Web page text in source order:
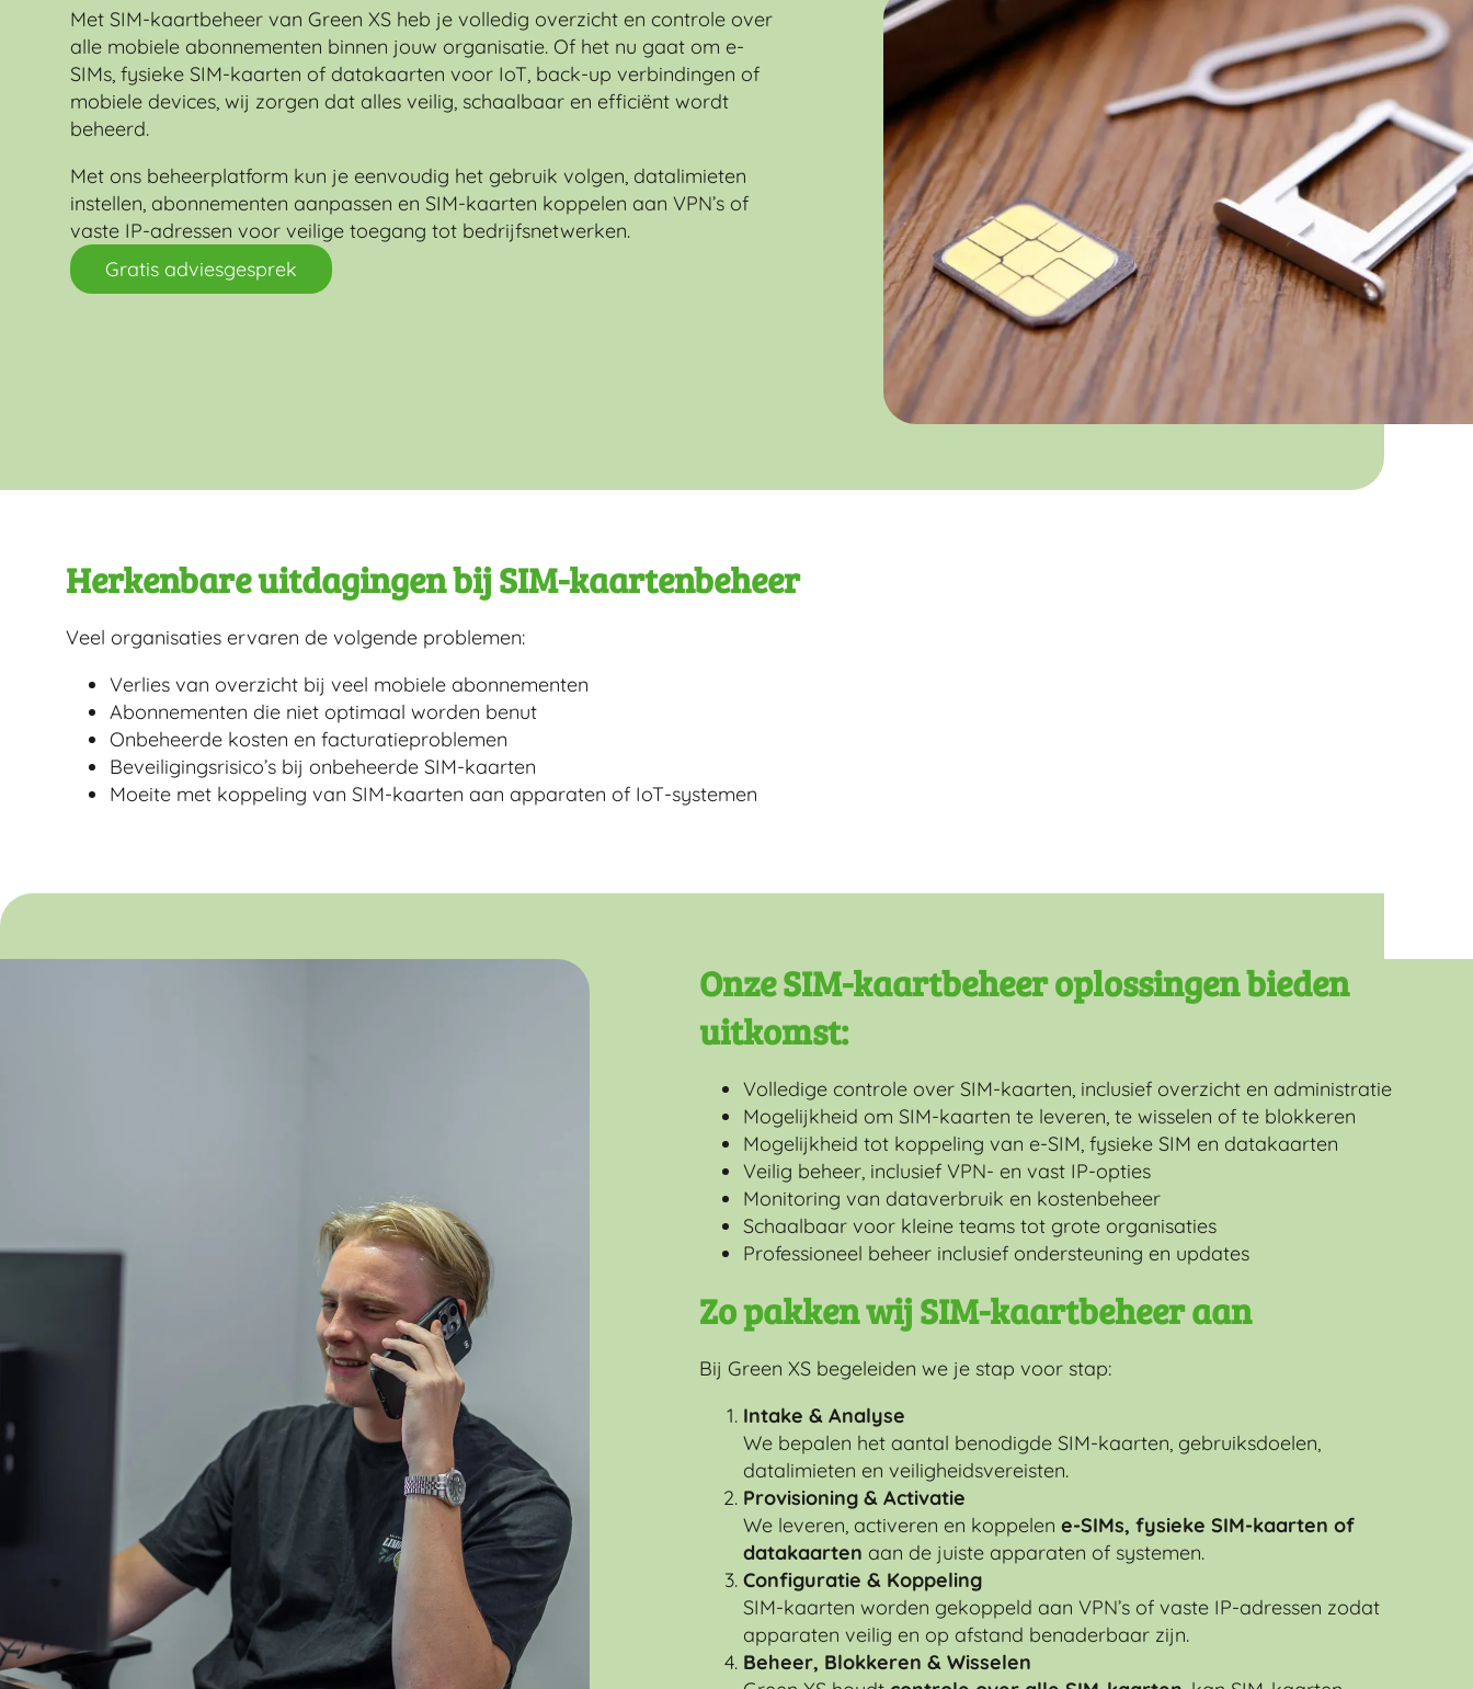
Met SIM-kaartbeheer van Green XS heb je volledig overzicht en controle over
alle mobiele abonnementen binnen jouw organisatie. Of het nu gaat om e-
SIMs, fysieke SIM-kaarten of datakaarten voor IoT, back-up verbindingen of
mobiele devices, wij zorgen dat alles veilig, schaalbaar en efficiënt wordt
beheerd.
Met ons beheerplatform kun je eenvoudig het gebruik volgen, datalimieten
instellen, abonnementen aanpassen en SIM-kaarten koppelen aan VPN’s of
vaste IP-adressen voor veilige toegang tot bedrijfsnetwerken.
Gratis adviesgesprek
Herkenbare uitdagingen bij SIM-kaartenbeheer
Veel organisaties ervaren de volgende problemen:
Verlies van overzicht bij veel mobiele abonnementen
Abonnementen die niet optimaal worden benut
Onbeheerde kosten en facturatieproblemen
Beveiligingsrisico’s bij onbeheerde SIM-kaarten
Moeite met koppeling van SIM-kaarten aan apparaten of IoT-systemen
Onze SIM-kaartbeheer oplossingen bieden
uitkomst:
Volledige controle over SIM-kaarten, inclusief overzicht en administratie
Mogelijkheid om SIM-kaarten te leveren, te wisselen of te blokkeren
Mogelijkheid tot koppeling van e-SIM, fysieke SIM en datakaarten
Veilig beheer, inclusief VPN- en vast IP-opties
Monitoring van dataverbruik en kostenbeheer
Schaalbaar voor kleine teams tot grote organisaties
Professioneel beheer inclusief ondersteuning en updates
Zo pakken wij SIM-kaartbeheer aan
Bij Green XS begeleiden we je stap voor stap:
Intake & Analyse
We bepalen het aantal benodigde SIM-kaarten, gebruiksdoelen,
datalimieten en veiligheidsvereisten.
Provisioning & Activatie
We leveren, activeren en koppelen e-SIMs, fysieke SIM-kaarten of
datakaarten aan de juiste apparaten of systemen.
Configuratie & Koppeling
SIM-kaarten worden gekoppeld aan VPN’s of vaste IP-adressen zodat
apparaten veilig en op afstand benaderbaar zijn.
Beheer, Blokkeren & Wisselen